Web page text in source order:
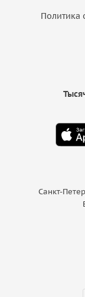
Политика
Санкт-